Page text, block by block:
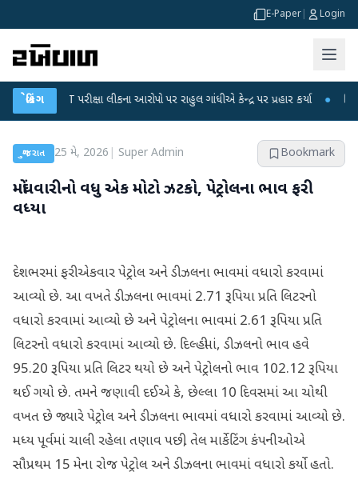
E-Paper Login
બ્રેકિંગ
NET પરીક્ષા લીકના આરોપો પર રાહુલ ગાંધીએ કેન્દ્ર પર પ્રહાર કર્યા ●
ગુજરાત 25 મે, 2026 Super Admin Bookmark
મોંઘવારીનો વધુ એક મોટો ઝટકો, પેટ્રોલના ભાવ ફરી
વધ્યા
દેશભરમાં ફરી એકવાર પેટ્રોલ અને ડીઝલના ભાવમાં વધારો કરવામાં
આવ્યો છે. આ વખતે ડીઝલના ભાવમાં 2.71 રૂપિયા પ્રતિ લિટરનો
વધારો કરવામાં આવ્યો છે અને પેટ્રોલના ભાવમાં 2.61 રૂપિયા પ્રતિ
લિટરનો વધારો કરવામાં આવ્યો છે. દિલ્હીમાં, ડીઝલનો ભાવ હવે
95.20 રૂપિયા પ્રતિ લિટર થયો છે અને પેટ્રોલનો ભાવ 102.12 રૂપિયા
થઈ ગયો છે. તમને જણાવી દઈએ કે, છેલ્લા 10 દિવસમાં આ ચોથી
વખત છે જ્યારે પેટ્રોલ અને ડીઝલના ભાવમાં વધારો કરવામાં આવ્યો છે.
મધ્ય પૂર્વમાં ચાલી રહેલા તણાવ પછી, તેલ માર્કેટિંગ કંપનીઓએ
સૌપ્રથમ 15 મેના રોજ પેટ્રોલ અને ડીઝલના ભાવમાં વધારો કર્યો હતો.